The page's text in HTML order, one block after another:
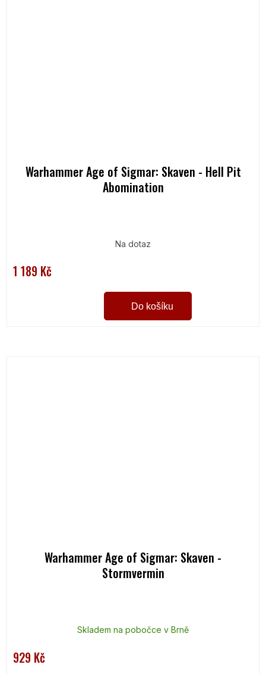
Warhammer Age of Sigmar: Skaven - Hell Pit
Abomination
Na dotaz
1 189 Kč
Do košíku
Warhammer Age of Sigmar: Skaven -
Stormvermin
Skladem na pobočce v Brně
929 Kč